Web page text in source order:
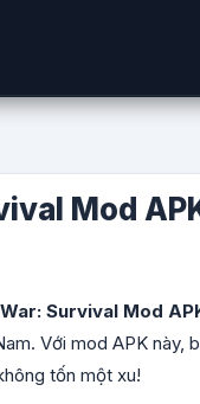
Mod
Survival Mod
Với mod APK này,
tốn một xu!